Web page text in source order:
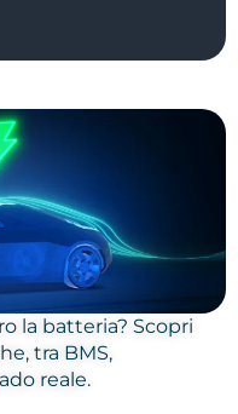
la batteria? Scopri
tra BMS,
reale.